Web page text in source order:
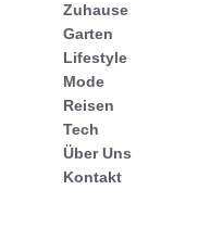
Zuhause
Garten
Lifestyle
Mode
Reisen
Tech
Über Uns
Kontakt